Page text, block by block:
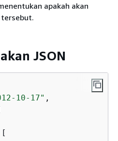
apakah akan
JSON
10-17" ,